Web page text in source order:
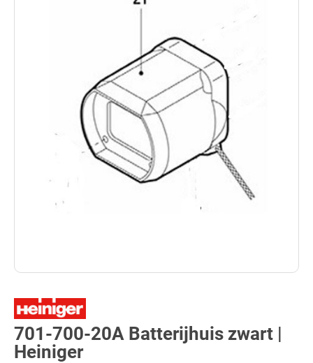
701-700-20A Batterijhuis zwart |
Heiniger